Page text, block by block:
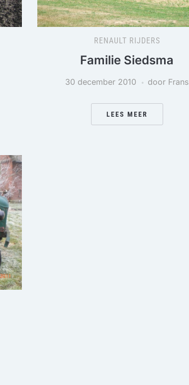
RENAULT RIJDERS
Familie Siedsma
30 december 2010 door Frans
LEES MEER